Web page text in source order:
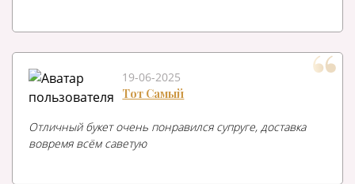
19-06-2025
Тот Самый
Отличный букет очень понравился супруге, доставка
вовремя всём саветую